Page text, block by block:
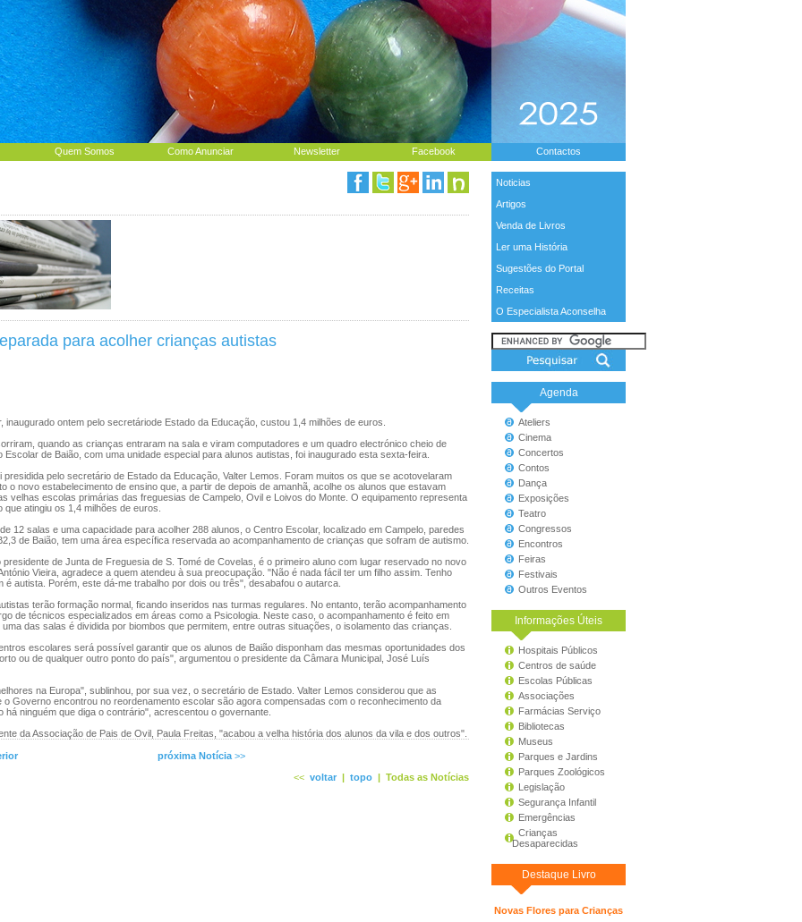
Quem Somos Como Anunciar Newsletter Facebook Contactos
Noticias
Artigos
Venda de Livros
Ler uma História
Sugestões do Portal
Receitas
O Especialista Aconselha
Agenda
Ateliers
Cinema
Concertos
Contos
Dança
Exposições
Teatro
Congressos
Encontros
Feiras
Festivais
Outros Eventos
Informações Úteis
Hospitais Públicos
Centros de saúde
Escolas Públicas
Associações
Farmácias Serviço
Bibliotecas
Museus
Parques e Jardins
Parques Zoológicos
Legislação
Segurança Infantil
Emergências
Crianças
Desaparecidas
Destaque Livro
Novas Flores para Crianças
para acolher crianças autistas
inaugurado ontem pelo secretáriode Estado da Educação, custou 1,4 milhões de euros.
quando as crianças entraram na sala e viram computadores e um quadro electrónico cheio de
Escolar de Baião, com uma unidade especial para alunos autistas, foi inaugurado esta sexta-feira.
presidida pelo secretário de Estado da Educação, Valter Lemos. Foram muitos os que se acotovelaram
o novo estabelecimento de ensino que, a partir de depois de amanhã, acolhe os alunos que estavam
velhas escolas primárias das freguesias de Campelo, Ovil e Loivos do Monte. O equipamento representa
que atingiu os 1,4 milhões de euros.
12 salas e uma capacidade para acolher 288 alunos, o Centro Escolar, localizado em Campelo, paredes
de Baião, tem uma área específica reservada ao acompanhamento de crianças que sofram de autismo.
de Junta de Freguesia de S. Tomé de Covelas, é o primeiro aluno com lugar reservado no novo
Vieira, agradece a quem atendeu à sua preocupação. "Não é nada fácil ter um filho assim. Tenho
é autista. Porém, este dá-me trabalho por dois ou três", desabafou o autarca.
terão formação normal, ficando inseridos nas turmas regulares. No entanto, terão acompanhamento
de técnicos especializados em áreas como a Psicologia. Neste caso, o acompanhamento é feito em
das salas é dividida por biombos que permitem, entre outras situações, o isolamento das crianças.
escolares será possível garantir que os alunos de Baião disponham das mesmas oportunidades dos
ou de qualquer outro ponto do país", argumentou o presidente da Câmara Municipal, José Luís
na Europa", sublinhou, por sua vez, o secretário de Estado. Valter Lemos considerou que as
o Governo encontrou no reordenamento escolar são agora compensadas com o reconhecimento da
há ninguém que diga o contrário", acrescentou o governante.
da Associação de Pais de Ovil, Paula Freitas, "acabou a velha história dos alunos da vila e dos outros".
próxima Notícia >>
<< voltar | topo | Todas as Notícias